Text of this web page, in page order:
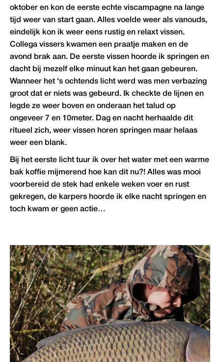
oktober en kon de eerste echte viscampagne na lange
tijd weer van start gaan. Alles voelde weer als vanouds,
eindelijk kon ik weer eens rustig en relaxt vissen.
Collega vissers kwamen een praatje maken en de
avond brak aan. De eerste vissen hoorde ik springen en
dacht bij mezelf elke minuut kan het gaan gebeuren.
Wanneer het ‘s ochtends licht werd was men verbazing
groot dat er niets was gebeurd. Ik checkte de lijnen en
legde ze weer boven en onderaan het talud op
ongeveer 7 en 10meter. Dag en nacht herhaalde dit
ritueel zich, weer vissen horen springen maar helaas
weer een blank.
Bij het eerste licht tuur ik over het water met een warme
bak koffie mijmerend hoe kan dit nu?! Alles was mooi
voorbereid de stek had enkele weken voer en rust
gekregen, de karpers hoorde ik elke nacht springen en
toch kwam er geen actie…